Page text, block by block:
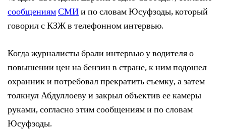
сообщениямСМИи по словам Юсуфзоды, который
говорил с КЗЖ в телефонном интервью.
Когда журналисты брали интервью у водителя о
повышении цен на бензин в стране, к ним подошел
охранник и потребовал прекратить съемку, а затем
толкнул Абдуллоеву и закрыл объектив ее камеры
руками, согласно этим сообщениям и по словам
Юсуфзоды.